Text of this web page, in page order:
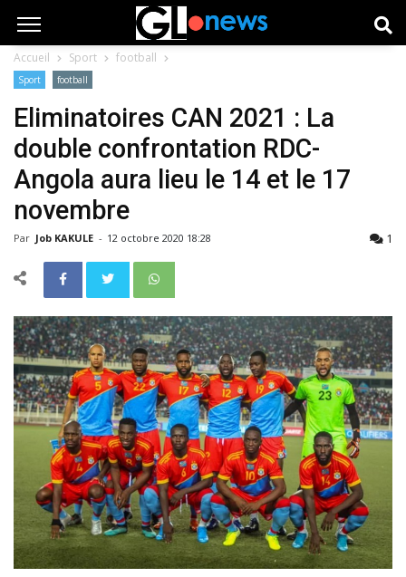
Accueil Sport football
Sport football
Eliminatoires CAN 2021 : La
double confrontation RDC-
Angola aura lieu le 14 et le 17
novembre
Par Job KAKULE - 12 octobre 2020 18:28 1